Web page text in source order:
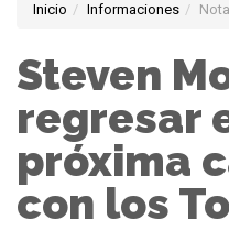
Inicio Informaciones
Steven
regresar
próxima
con los